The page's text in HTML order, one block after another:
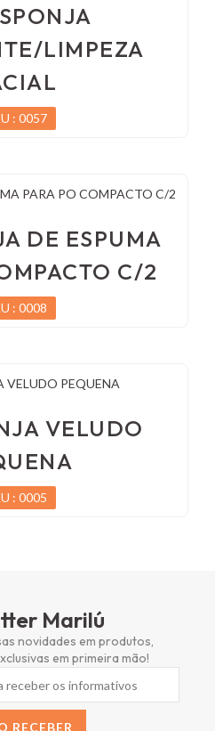
LIMPEZA
: 0057
DE ESPUMA
C/2
: 0008
VELUDO
: 0005
Marilú
novidades em produtos,
em primeira mão!
RECEBER